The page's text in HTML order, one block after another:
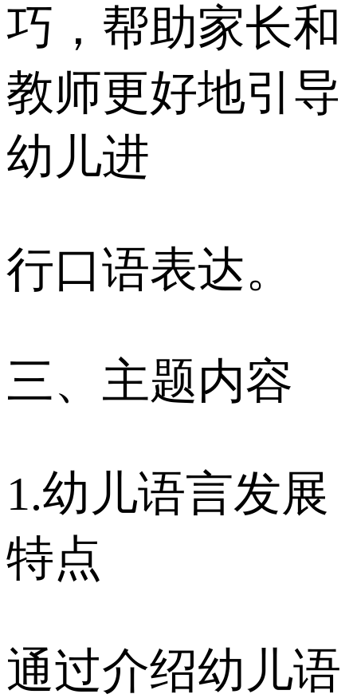
巧，帮助家长和
教师更好地引导
幼儿进
行口语表达。
三、主题内容
1.幼儿语言发展
特点
通过介绍幼儿语